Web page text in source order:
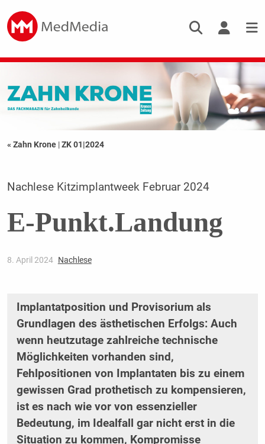
« Zahn Krone |ZK 01|2024
Nachlese Kitzimplantweek Februar 2024
E-Punkt.Landung
8. April 2024 Nachlese
Implantatposition und ­Provisorium als
Grundlagen des ästhetischen Erfolgs: Auch
wenn heutzutage zahlreiche technische
Möglichkeiten vorhanden sind,
Fehlpositionen von ­Implantaten bis zu einem
gewissen Grad prothetisch zu kompensieren,
ist es nach wie vor von ­essenzieller
Bedeutung, im Idealfall gar nicht erst in die
Situation zu kommen, Kompromisse